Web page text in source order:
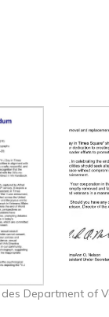
Department of